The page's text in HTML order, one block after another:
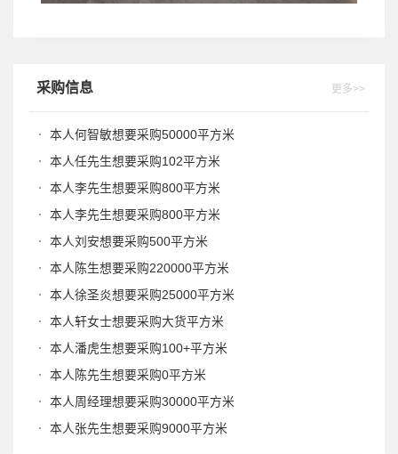
采购信息 更多>>
本人何智敏想要采购50000平方米
本人任先生想要采购102平方米
本人李先生想要采购800平方米
本人李先生想要采购800平方米
本人刘安想要采购500平方米
本人陈生想要采购220000平方米
本人徐圣炎想要采购25000平方米
本人轩女士想要采购大货平方米
本人潘虎生想要采购100+平方米
本人陈先生想要采购0平方米
本人周经理想要采购30000平方米
本人张先生想要采购9000平方米